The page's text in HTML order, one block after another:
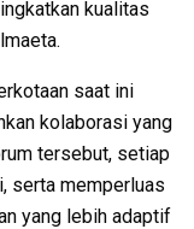
kualitas
saat ini
kolaborasi yang
tersebut, setiap
serta memperluas
yang lebih adaptif